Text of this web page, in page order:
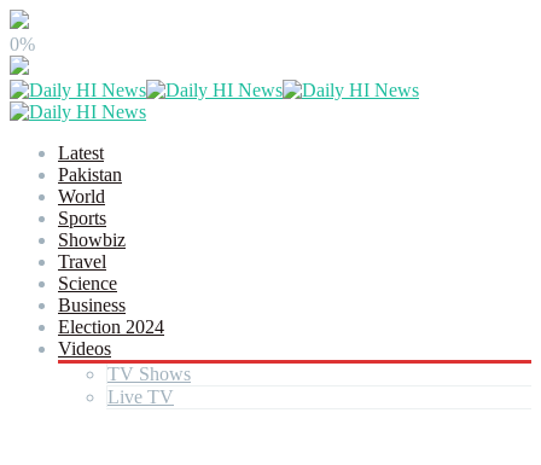
0%
Latest
Pakistan
World
Sports
Showbiz
Travel
Science
Business
Election 2024
Videos
TV Shows
Live TV